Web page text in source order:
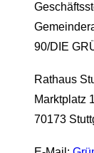
90/DIE
Rathaus
Marktplatz 1
70173